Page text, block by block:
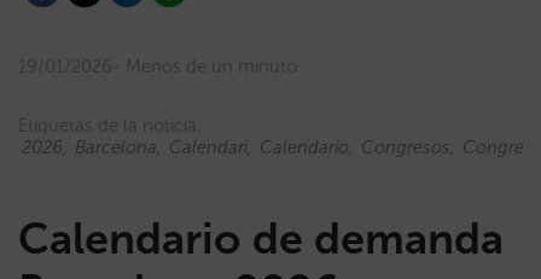
19/01/2026 Menos de un minuto
Etiquetas de la noticia:
2026
Barcelona Calendari Calendario Congresos
Calendario de demanda